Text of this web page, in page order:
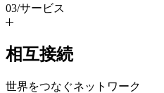
03/サービス
相互接続
世界をつなぐネットワーク